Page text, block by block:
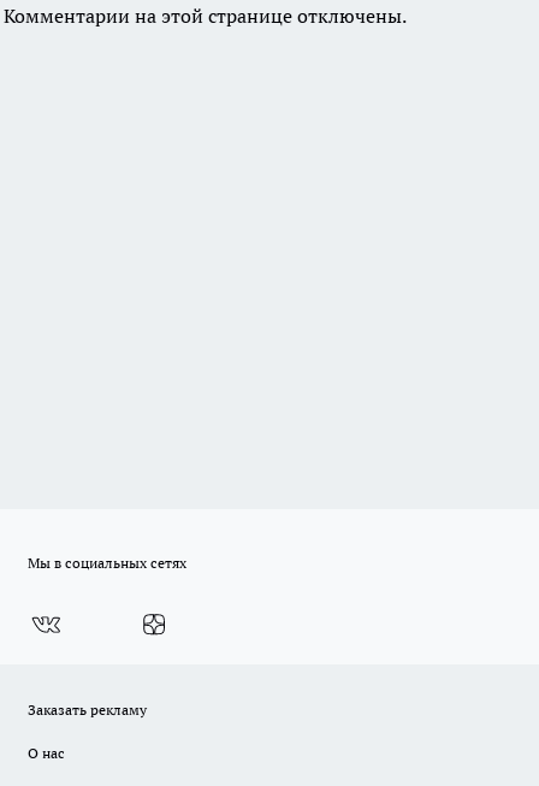
Комментарии на этой странице отключены.
Мы в социальных сетях
Заказать рекламу
О нас